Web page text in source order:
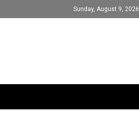
Sunday, August 9, 2026